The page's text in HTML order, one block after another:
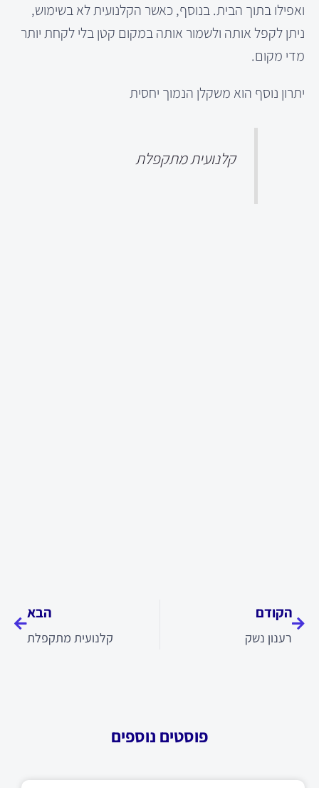
ואפילו בתוך הבית. בנוסף, כאשר הקלנועית לא בשימוש,
ניתן לקפל אותה ולשמור אותה במקום קטן בלי לקחת יותר
מדי מקום.
יתרון נוסף הוא משקלן הנמוך יחסית
קלנועית מתקפלת
הקודם
רענון נשק
הבא
קלנועית מתקפלת
פוסטים נוספים